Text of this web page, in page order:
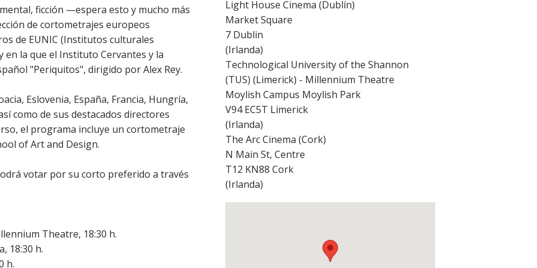
ficción —espera esto y mucho más
de cortometrajes europeos
de EUNIC (Institutos culturales
en la que el Instituto Cervantes y la
"Periquitos", dirigido por Alex Rey.
Eslovenia, España, Francia, Hungría,
como de sus destacados directores
el programa incluye un cortometraje
of Art and Design.
votar por su corto preferido a través
Theatre, 18:30 h.
18:30 h.
h.
Light House Cinema (Dublín)
Market Square
7 Dublin
(Irlanda)
Technological University of the Shannon
(TUS) (Limerick) - Millennium Theatre
Moylish Campus Moylish Park
V94 EC5T Limerick
(Irlanda)
The Arc Cinema (Cork)
N Main St, Centre
T12 KN88 Cork
(Irlanda)